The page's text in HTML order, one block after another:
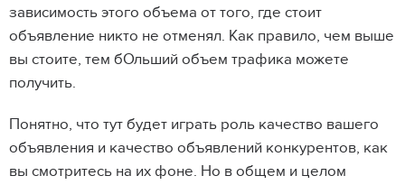
зависимость этого объема от того, где стоит
объявление никто не отменял. Как правило, чем выше
вы стоите, тем бОльший объем трафика можете
получить.
Понятно, что тут будет играть роль качество вашего
объявления и качество объявлений конкурентов, как
вы смотритесь на их фоне. Но в общем и целом